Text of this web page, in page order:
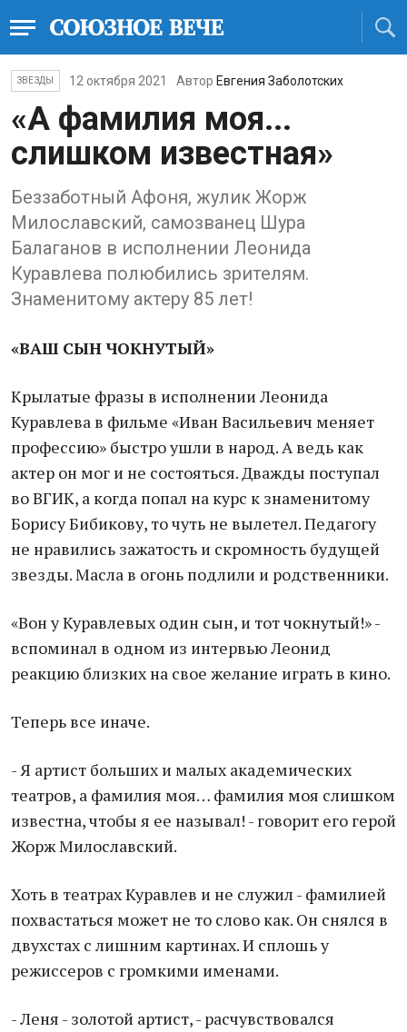
ЗВЕЗДЫ 12 октября 2021 Автор Евгения Заболотских
«А фамилия моя...
слишком известная»
Беззаботный Афоня, жулик Жорж
Милославский, самозванец Шура
Балаганов в исполнении Леонида
Куравлева полюбились зрителям.
Знаменитому актеру 85 лет!
«ВАШ СЫН ЧОКНУТЫЙ»
Крылатые фразы в исполнении Леонида
Куравлева в фильме «Иван Васильевич меняет
профессию» быстро ушли в народ. А ведь как
актер он мог и не состояться. Дважды поступал
во ВГИК, а когда попал на курс к знаменитому
Борису Бибикову, то чуть не вылетел. Педагогу
не нравились зажатость и скромность будущей
звезды. Масла в огонь подлили и родственники.
«Вон у Куравлевых один сын, и тот чокнутый!» -
вспоминал в одном из интервью Леонид
реакцию близких на свое желание играть в кино.
Теперь все иначе.
- Я артист больших и малых академических
театров, а фамилия моя… фамилия моя слишком
известна, чтобы я ее называл! - говорит его герой
Жорж Милославский.
Хоть в театрах Куравлев и не служил - фамилией
похвастаться может не то слово как. Он снялся в
двухстах с лишним картинах. И сплошь у
режиссеров с громкими именами.
- Леня - золотой артист, - расчувствовался